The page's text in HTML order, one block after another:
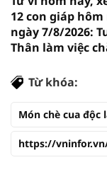
12 con giáp hôm
ngày 7/8/2026:
Thân làm việc
Từ khóa:
Món chè cua độc
https://